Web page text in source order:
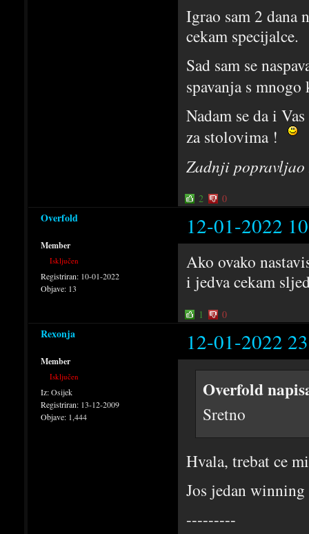
Igrao sam 2 dana
cekam specijalce.
Sad sam se
spavanja s
Nadam se da i
za stolovima !
Zadnji
2 0
Overfold 12-01-2022
Member
Isključen
Registriran: 10-01-2022
Objave: 13
Ako ovako
i jedva cekam
1 0
Rexonja 12-01-2022
Member
Isključen
Iz:Osijek
Registriran: 13-12-2009
Objave: 1,444
Overfold
Sretno
Hvala, trebat ce
Jos jedan
---------